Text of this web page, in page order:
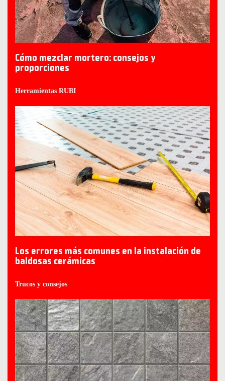
Cómo mezclar mortero: consejos y
proporciones
Herramientas RUBI
Los errores más comunes en la instalación de
baldosas cerámicas
Trucos y consejos